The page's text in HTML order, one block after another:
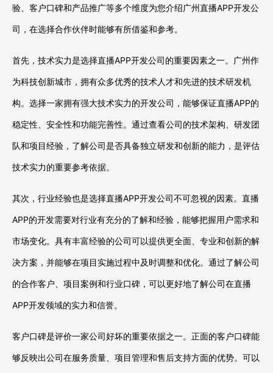
验、客户口碑和产品推广等多个维度为您介绍广州直播APP开发公
司，在选择合作伙伴时能够有所借鉴和参考。
首先，技术实力是选择直播APP开发公司的重要因素之一。广州作
为科技创新城市，拥有众多优秀的技术人才和先进的技术研发机
构。选择一家拥有强大技术实力的开发公司，能够保证直播APP的
稳定性、安全性和功能完善性。通过查看公司的技术架构、研发团
队和项目经验，了解公司是否具备独立研发和创新的能力，是评估
技术实力的重要参考依据。
其次，行业经验也是选择直播APP开发公司不可忽视的因素。直播
APP的开发需要对行业有充分的了解和经验，能够把握用户需求和
市场变化。具有丰富经验的公司可以提供更全面、专业和创新的解
决方案，并能够在项目实施过程中及时调整和优化。通过了解公司
的合作客户、项目案例和行业口碑，可以更好地了解公司在直播
APP开发领域的实力和信誉。
客户口碑是评价一家公司好坏的重要依据之一。正面的客户口碑能
够反映出公司在服务质量、项目管理和售后支持方面的优势。可以